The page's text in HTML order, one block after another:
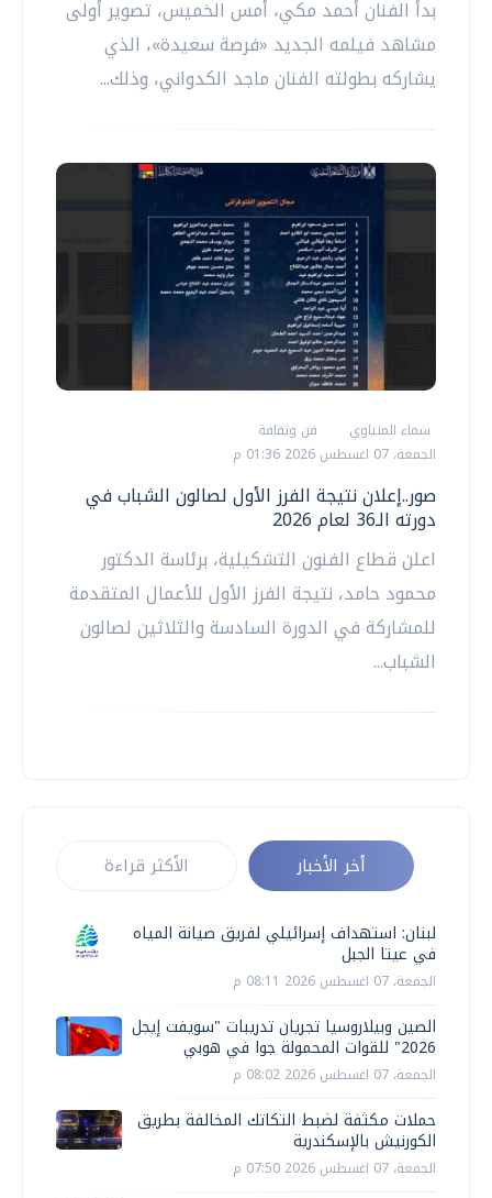
‏بدأ الفنان أحمد مكي، أمس الخميس، تصوير أولى
مشاهد فيلمه الجديد «فرصة سعيدة»، الذي
يشاركه بطولته الفنان ماجد الكدواني، وذلك...
سماء المنياوي
فن وثقافة
الجمعة، 07 اغسطس 2026 01:36 م
صور..إعلان نتيجة الفرز الأول لصالون الشباب في
دورته الـ36 لعام 2026
اعلن قطاع الفنون التشكيلية، برئاسة الدكتور
محمود حامد، نتيجة الفرز الأول للأعمال المتقدمة
للمشاركة في الدورة السادسة والثلاثين لصالون
الشباب...
أخر الأخبار الأكثر قراءة
لبنان: استهداف إسرائيلي لفريق صيانة المياه
في عيتا الجبل
الجمعة، 07 اغسطس 2026 08:11 م
الصين وبيلاروسيا تجريان تدريبات "سويفت إيجل
2026" للقوات المحمولة جوا في هوبي
الجمعة، 07 اغسطس 2026 08:02 م
حملات مكثفة لضبط التكاتك المخالفة بطريق
الكورنيش بالإسكندرية
الجمعة، 07 اغسطس 2026 07:50 م